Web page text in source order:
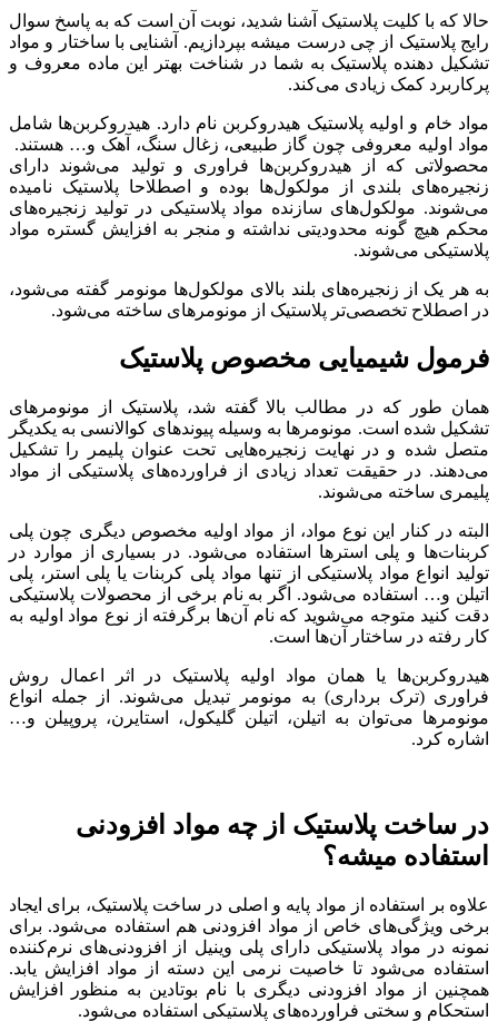
حالا که با کلیت پلاستیک آشنا شدید، نوبت آن است که به پاسخ سوال
رایج پلاستیک از چی درست میشه بپردازیم. آشنایی با ساختار و مواد
تشکیل دهنده پلاستیک به شما در شناخت بهتر این ماده معروف و
پرکاربرد کمک زیادی می‌کند.
مواد خام و اولیه پلاستیک هیدروکربن نام دارد. هیدروکربن‌ها شامل
مواد اولیه معروفی چون گاز طبیعی، زغال سنگ، آهک و… هستند.
محصولاتی که از هیدروکربن‌ها فراوری و تولید می‌شوند دارای
زنجیره‌های بلندی از مولکول‌ها بوده و اصطلاحا پلاستیک نامیده
می‌شوند. مولکول‌های سازنده مواد پلاستیکی در تولید زنجیره‌های
محکم هیچ گونه محدودیتی نداشته و منجر به افزایش گستره مواد
پلاستیکی می‌شوند.
به هر یک از زنجیره‌های بلند بالای مولکول‌‌ها مونومر گفته می‌شود،
در اصطلاح تخصصی‌تر پلاستیک از مونومرهای ساخته می‌شود.
فرمول شیمیایی مخصوص پلاستیک
همان طور که در مطالب بالا گفته شد، پلاستیک از مونومرهای
تشکیل شده است. مونومرها به وسیله پیوندهای کوالانسی به یکدیگر
متصل شده و در نهایت زنجیره‌هایی تحت عنوان پلیمر را تشکیل
می‌دهند. در حقیقت تعداد زیادی از فراورده‌های پلاستیکی از مواد
پلیمری ساخته می‌شوند.
البته در کنار این نوع مواد، از مواد اولیه مخصوص دیگری چون پلی
کربنات‌ها و پلی استر‌ها استفاده می‌شود. در بسیاری از موارد در
تولید انواع مواد پلاستیکی از تنها مواد پلی کربنات یا پلی استر، پلی
اتیلن و… استفاده می‌شود. اگر به نام برخی از محصولات پلاستیکی
دقت کنید متوجه می‌شوید که نام آن‌ها برگرفته از نوع مواد اولیه به
کار رفته در ساختار آن‌ها است.
هیدروکربن‌ها یا همان مواد اولیه پلاستیک در اثر اعمال روش
فراوری (ترک برداری) به مونومر تبدیل می‌شوند. از جمله انواع
مونومرها می‌توان به اتیلن، اتیلن گلیکول، استایرن، پروپیلن و…
اشاره کرد.
در ساخت پلاستیک از چه مواد افزودنی
استفاده میشه؟
علاوه بر استفاده از مواد پایه و اصلی در ساخت پلاستیک، برای ایجاد
برخی ویژگی‌های خاص از مواد افزودنی هم استفاده می‌شود. برای
نمونه در مواد پلاستیکی دارای پلی وینیل از افزودنی‌های نرم‌کننده
استفاده می‌شود تا خاصیت نرمی این دسته از مواد افزایش یابد.
همچنین از مواد افزودنی دیگری با نام بوتادین به منظور افزایش
استحکام و سختی فراورده‌های پلاستیکی استفاده می‌شود.